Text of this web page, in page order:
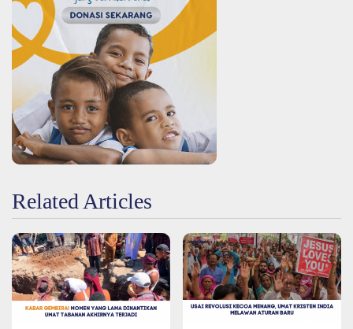
Related Articles